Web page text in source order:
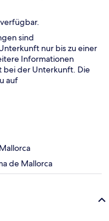
sind
nur bis zu einer
Informationen
bei der Unterkunft. Die
auf
de Mallorca